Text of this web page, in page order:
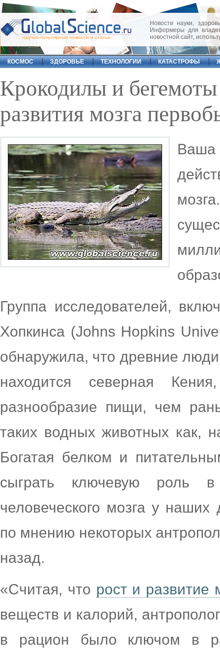
научно-популярные новости и статьи
Новости науки,
Информеры для
новостной сайт,
КОСМОС ЗДОРОВЬЕ ТЕХНОЛОГИИ КАТАСТРОФЫ
Крокодилы и
развития мозга
Группа исследователей,
Хопкинса (Johns Hopkins
обнаружила, что древние
находится северная
разнообразие пищи, чем
таких водных животных как,
Богатая белком и
сыграть ключевую роль в
человеческого мозга у наших
по мнению некоторых
назад.
«Считая, что рост и развитие
веществ и калорий,
в рацион было ключом в